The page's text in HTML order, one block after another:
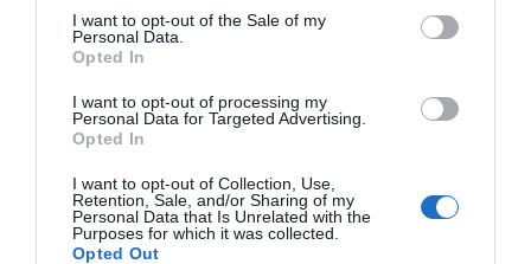
I want to opt-out of the Sale of my
Personal Data.
Opted In
I want to opt-out of processing my
Personal Data for Targeted Advertising.
Opted In
I want to opt-out of Collection, Use,
Retention, Sale, and/or Sharing of my
Personal Data that Is Unrelated with the
Purposes for which it was collected.
Opted Out